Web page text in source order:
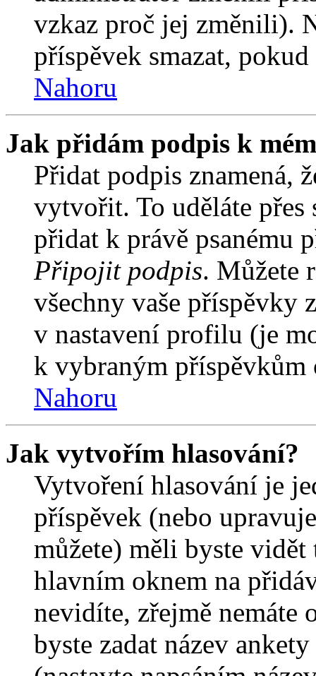
vzkaz proč jej změnili).
příspěvek smazat,
Nahoru
Jak přidám podpis k
Přidat podpis znamená,
vytvořit. To uděláte
přidat k právě psanému
Připojit podpis. Můžete
všechny vaše příspěvky
v nastavení profilu (je
k vybraným příspěvkům
Nahoru
Jak vytvořím hlasování?
Vytvoření hlasování je
příspěvek (nebo
můžete) měli byste
hlavním oknem na
nevidíte, zřejmě
byste zadat název